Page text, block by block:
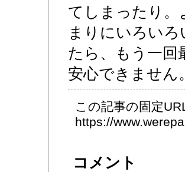
てしまったり
まりにいろい
たら、もう一回
安心できません。
この記事の固定
https://
コメント